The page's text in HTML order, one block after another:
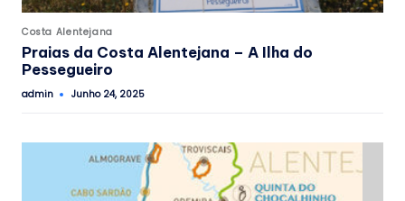
Posted
in
Costa Alentejana
Praias da Costa Alentejana – A Ilha do
Pessegueiro
Posted
admin Junho 24, 2025